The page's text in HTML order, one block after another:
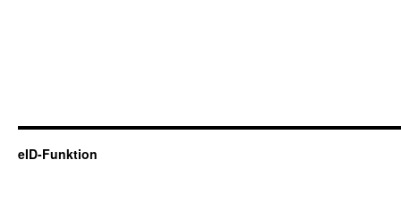
eID-Funktion